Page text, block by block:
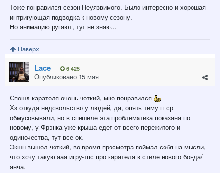
Тоже понравился сезон Неуязвимого. Было интересно и хорошая
интригующая подводка к новому сезону.
Но анимацию ругают, тут не знаю...
Наверх
Lace 6 425
Опубликовано 15 мая
Спешл карателя очень четкий, мне понравился
Хз откуда недовольство у людей, да, опять тему птср
обмусовывали, но в спешеле эта проблематика показана по
новому, у Фрэнка уже крыша едет от всего пережитого и
одиночества, тут все ок.
Экшн вышел четкий, во время просмотра поймал себя на мысли,
что хочу такую ааа игру-тпс про карателя в стиле нового бонда/
анча.